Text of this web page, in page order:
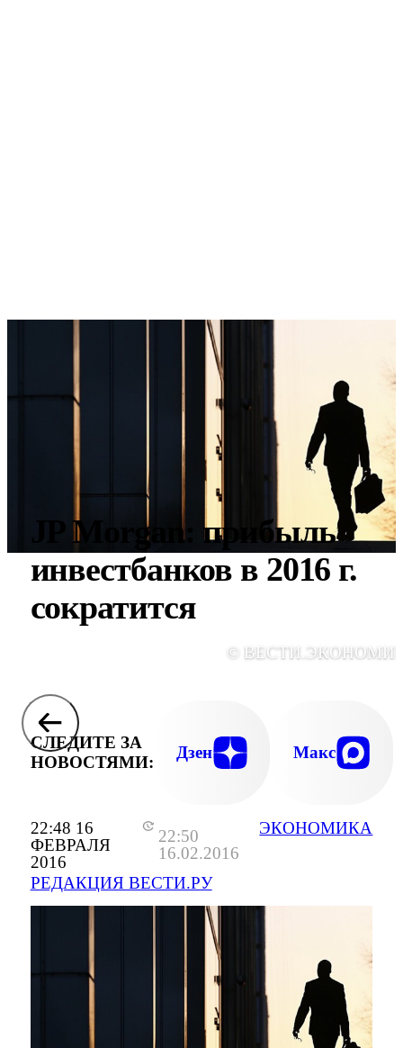
22:48 16
ФЕВРАЛЯ
2016
22:50
16.02.2016
РЕДАКЦИЯ ВЕСТИ.РУ
ЭКОНОМИКА
JP Morgan: прибыль
инвестбанков в 2016 г.
сократится
©
СЛЕДИТЕ ЗА
НОВОСТЯМИ:
Дзен Макс